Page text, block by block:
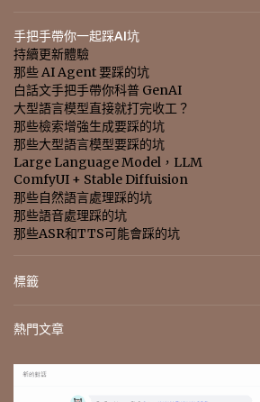
手把手帶你一起踩AI坑
持續更新體驗
那些 AI Agent 要踩的坑
白話文手把手帶你科普 GenAI
大型語言模型直接就打完收工？
那些檢索增強生成要踩的坑
那些大型語言模型要踩的坑
Large Language Model，LLM
ComfyUI + Stable Diffuision
那些自然語言處理踩的坑
那些語音處理踩的坑
那些ASR和TTS可能會踩的坑
標籤
熱門文章